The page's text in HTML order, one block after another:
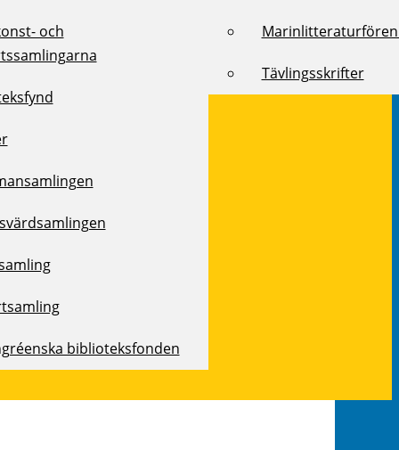
och
biblioteksfonden
Tävlingsskrifter